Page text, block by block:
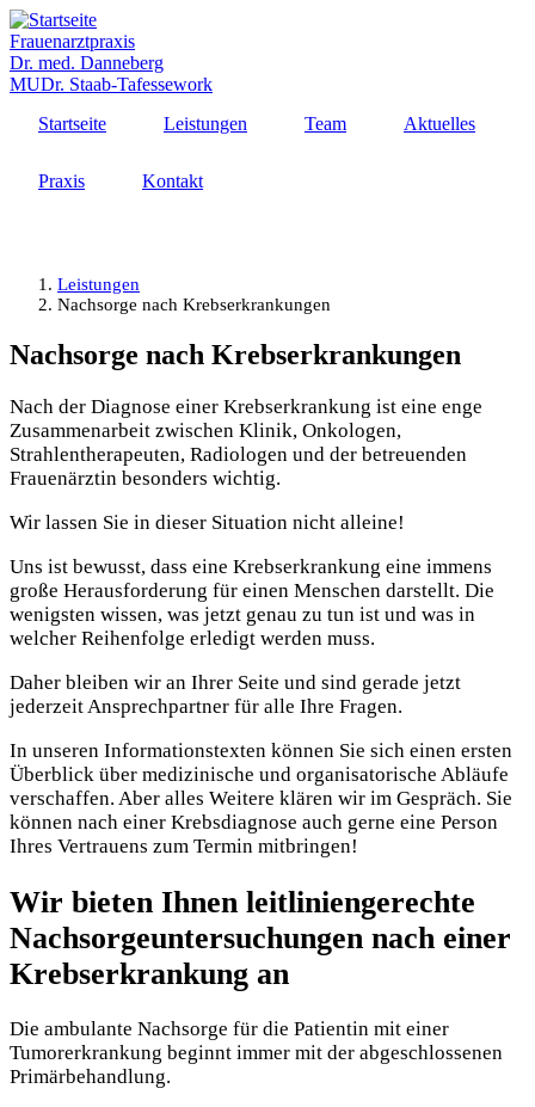
Direkt
zum
Inhalt
Frauenarztpraxis
Dr. med. Danneberg
MUDr. Staab-Tafessework
Startseite
Leistungen Team Aktuelles
Praxis Kontakt
Leistungen
Nachsorge nach Krebserkrankungen
Nachsorge nach Krebserkrankungen
Nach der Diagnose einer Krebserkrankung ist eine enge
Zusammenarbeit zwischen Klinik, Onkologen,
Strahlentherapeuten, Radiologen und der betreuenden
Frauenärztin besonders wichtig.
Wir lassen Sie in dieser Situation nicht alleine!
Uns ist bewusst, dass eine Krebserkrankung eine immens
große Herausforderung für einen Menschen darstellt. Die
wenigsten wissen, was jetzt genau zu tun ist und was in
welcher Reihenfolge erledigt werden muss.
Daher bleiben wir an Ihrer Seite und sind gerade jetzt
jederzeit Ansprechpartner für alle Ihre Fragen.
In unseren Informationstexten können Sie sich einen ersten
Überblick über medizinische und organisatorische Abläufe
verschaffen. Aber alles Weitere klären wir im Gespräch. Sie
können nach einer Krebsdiagnose auch gerne eine Person
Ihres Vertrauens zum Termin mitbringen!
Wir bieten Ihnen leitliniengerechte
Nachsorgeuntersuchungen nach einer
Krebserkrankung an
Die ambulante Nachsorge für die Patientin mit einer
Tumorerkrankung beginnt immer mit der abgeschlossenen
Primärbehandlung.